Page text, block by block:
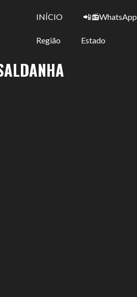
INÍCIO 📲📻WhatsApp
Região Estado